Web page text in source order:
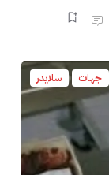
جهات سلايدر